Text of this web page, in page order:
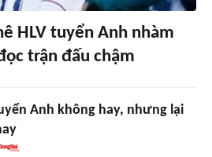
HLV tuyển Anh nhàm
trận đấu chậm
Anh không hay, nhưng lại